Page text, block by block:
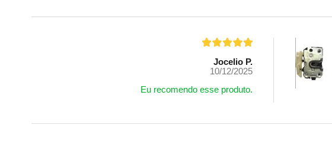
Jocelio P.
10/12/2025
Eu recomendo esse produto.